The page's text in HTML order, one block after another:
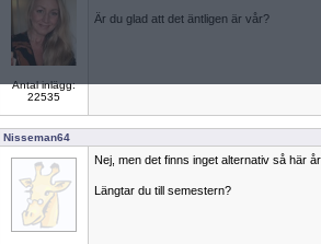
Antal inlägg:
22535
Är du glad att det äntligen är vår?
Nisseman64
Nej, men det finns inget alternativ så här
Längtar du till semestern?